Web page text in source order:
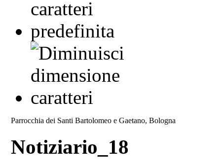
Parrocchia dei Santi Bartolomeo e Gaetano, Bologna
Notiziario_18